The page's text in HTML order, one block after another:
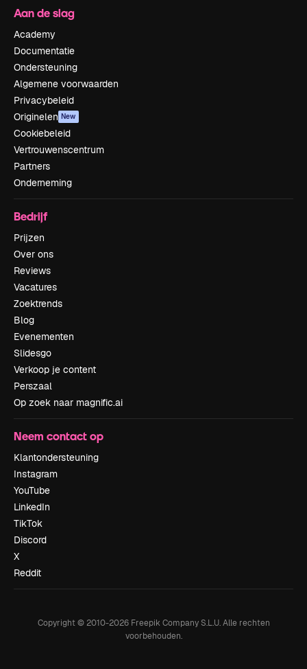
Aan de slag
Academy
Documentatie
Ondersteuning
Algemene voorwaarden
Privacybeleid
Originelen New
Cookiebeleid
Vertrouwenscentrum
Partners
Onderneming
Bedrijf
Prijzen
Over ons
Reviews
Vacatures
Zoektrends
Blog
Evenementen
Slidesgo
Verkoop je content
Perszaal
Op zoek naar magnific.ai
Neem contact op
Klantondersteuning
Instagram
YouTube
LinkedIn
TikTok
Discord
X
Reddit
Copyright © 2010-2026Freepik Company S.L.U. Alle rechten
voorbehouden.